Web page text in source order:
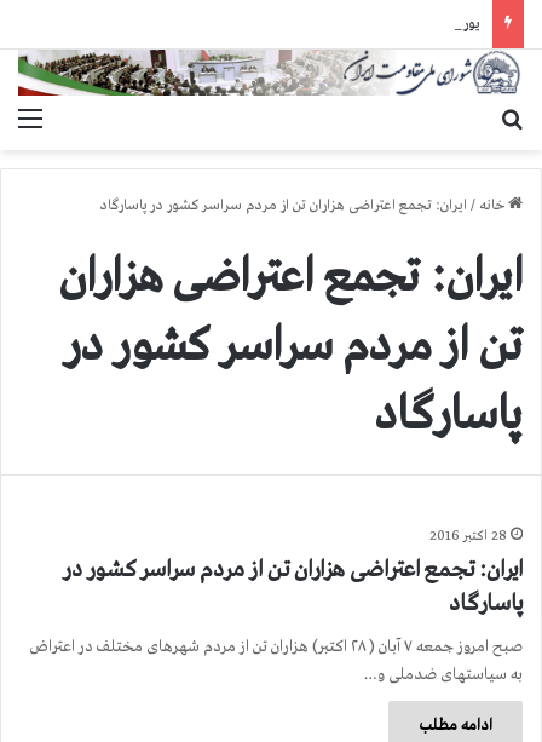
یورش وحشیانه گارد زندان اوین به سالن ۵ بند ۷ و ضرب و شتم زندانیان
خانه / ایران: تجمع اعتراضی هزاران تن از مردم سراسر كشور در پاسارگاد
ایران: تجمع اعتراضی هزاران
تن از مردم سراسر كشور در
پاسارگاد
28 اکتبر 2016
ایران: تجمع اعتراضی هزاران تن از مردم سراسر كشور در
پاسارگاد
صبح امروز جمعه ۷ آبان ( ۲۸ اکتبر) هزاران تن از مردم شهرهای مختلف در اعتراض
به سیاستهای ضدملی و…
ادامه مطلب